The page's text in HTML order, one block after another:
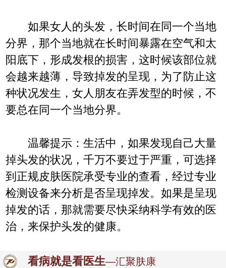
如果女人的头发，长时间在同一个当地
分界，那个当地就在长时间暴露在空气和太
阳底下，形成发根的损害，这时候该部位就
会越来越薄，导致掉发的呈现，为了防止这
种状况发生，女人朋友在弄发型的时候，不
要总在同一个当地分界。
温馨提示：生活中，如果发现自己大量
掉头发的状况，千万不要过于严重，可选择
到正规皮肤医院承受专业的查看，经过专业
检测设备来分析是否呈现掉发。如果是呈现
掉发的话，那就需要尽快采纳科学有效的医
治，来保护头发的健康。
看病就是看医生—汇聚肤康